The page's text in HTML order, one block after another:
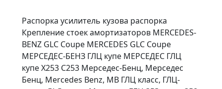
Распорка усилитель кузова распорка
Крепление стоек амортизаторов MERCEDES-
BENZ GLC Coupe MERCEDES GLC Coupe
МЕРСЕДЕС-БЕНЗ ГЛЦ купе МЕРСЕДЕС ГЛЦ
купе X253 C253 Мерседес-Бенц, Мерседес
Бенц, Mercedes Benz, MB ГЛЦ класс, ГЛЦ-